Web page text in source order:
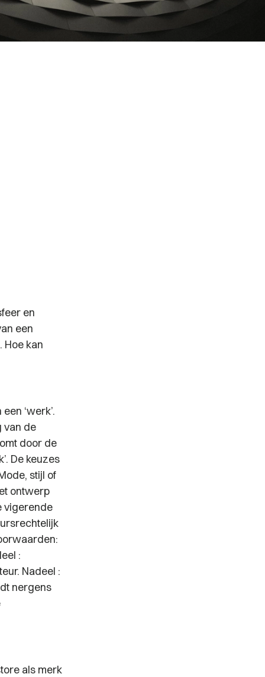
en
een
Hoe kan
‘werk’.
van de
door de
De keuzes
stijl of
ontwerp
vigerende
:
Nadeel :
nergens
als merk